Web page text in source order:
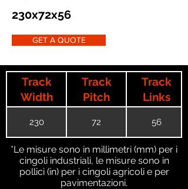
230x72x56
GET A QUOTE
Track
Width
Track
Pitch
Track
Links
230 72 56
*Le misure sono in millimetri (mm) per i
cingoli industriali, le misure sono in
pollici (in) per i cingoli agricoli e per
pavimentazioni.